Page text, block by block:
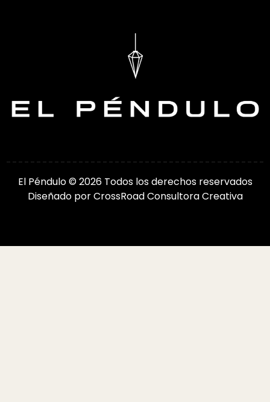
El Péndulo © 2026 Todos los derechos reservados
Diseñado porCrossRoad Consultora Creativa